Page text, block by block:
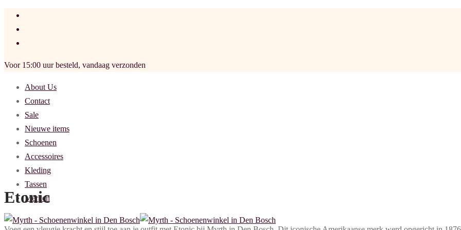
Voor 15:00 uur besteld, vandaag verzonden
About Us
Contact
Sale
Nieuwe items
Schoenen
Accessoires
Kleding
Tassen
Merken
Etonic